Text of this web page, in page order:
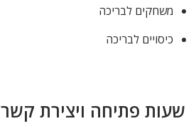
משחקים לבריכה
כיסויים לבריכה
שעות פתיחה ויצירת קשר